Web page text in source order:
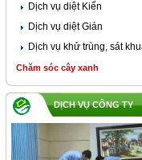
Dịch vụ diệt Kiến
Dịch vụ diệt Gián
Dịch vụ khử trùng, sát
Chăm sóc cây xanh
DỊCH VỤ CÔNG TY